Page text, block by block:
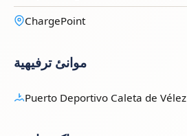
ChargePoint
موانئ ترفيهية
Puerto Deportivo Caleta de Vélez